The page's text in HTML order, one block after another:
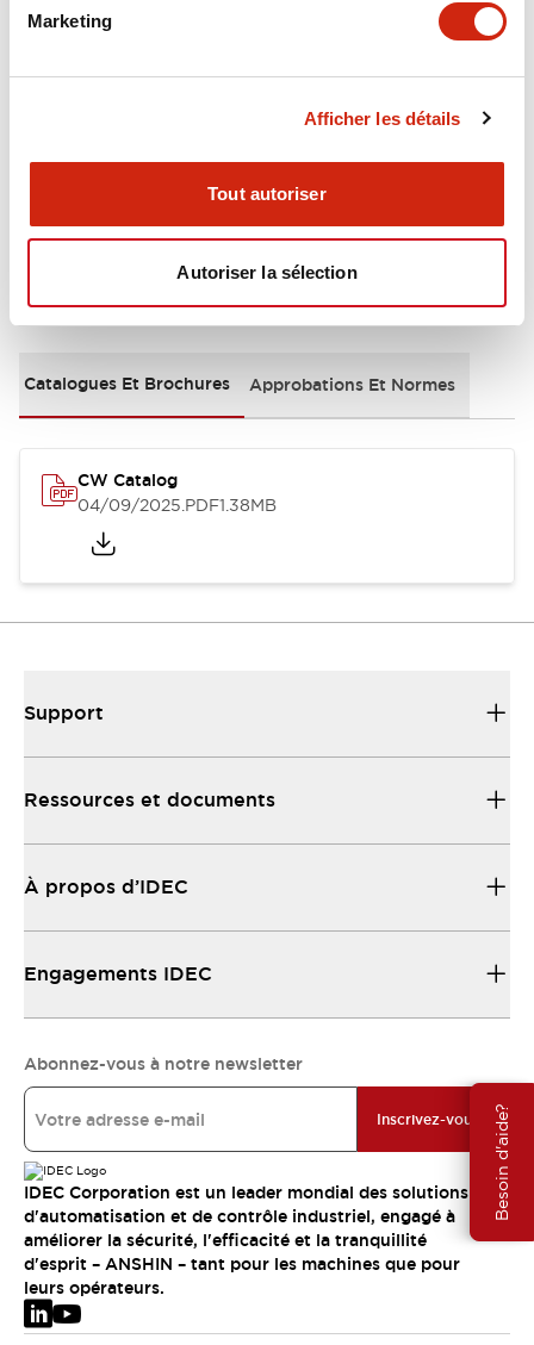
Marketing
Afficher les détails
Tout autoriser
Autoriser la sélection
Besoin d'aide?
Functional Specifications
Mounting and Installation Specifications
Documents et fichiers
Catalogues Et Brochures Approbations Et Normes
CW Catalog
04/09/2025.PDF1.38MB
Support
Ressources et documents
À propos d’IDEC
Engagements IDEC
Abonnez-vous à notre newsletter
Inscrivez-vous
IDEC Corporation est un leader mondial des solutions
d'automatisation et de contrôle industriel, engagé à
améliorer la sécurité, l'efficacité et la tranquillité
d'esprit – ANSHIN – tant pour les machines que pour
leurs opérateurs.